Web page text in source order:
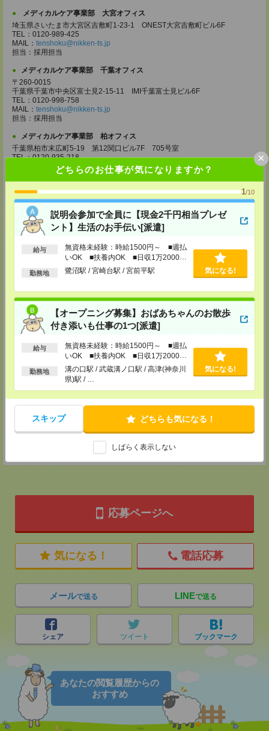
どちらのお仕事が気になりますか？
1/10
説明会参加で全員に【現金2千円相当プレゼ
ント】生活のお手伝い[派遣]
給与
無資格未経験：時給1500円～ ■週払
いOK ■扶養内OK ■日収1万2000円
以上
勤務地 鷺沼駅 / 宮崎台駅 / 宮前平駅 気になる!
【オープニング募集】おばあちゃんのお散歩
付き添いも仕事の1つ[派遣]
給与
無資格未経験：時給1500円～ ■週払
いOK ■扶養内OK ■日収1万2000円
以上
勤務地
溝の口駅 / 武蔵溝ノ口駅 / 高津(神奈川
県)駅 / …
気になる!
スキップ どちらも気になる！
しばらく表示しない
×
メディカルケア事業部 大宮オフィス
埼玉県さいたま市大宮区吉敷町1-23-1 ONEST大宮吉敷町ビル6F
TEL：0120-989-425
MAIL： tenshoku@nikken-ts.jp
担当：採用担当
メディカルケア事業部 千葉オフィス
〒260-0015
千葉県千葉市中央区富士見2-15-11 IMI千葉富士見ビル6F
TEL：0120-998-758
MAIL： tenshoku@nikken-ts.jp
担当：採用担当
メディカルケア事業部 柏オフィス
千葉県柏市末広町5-19 第12関口ビル7F 705号室
TEL：0120-935-218
tenshoku@nikken-ts.jp
担当：採用担当
メディカルケア事業部 新宿オフィス
東京都新宿区新宿2-3-10 新宿御苑ビル6階
TEL：0120-457-235
MAIL：tenshoku@nikken-ts.jp
担当：採用担当
メディカルケア事業部 立川事業所
東京都立川市錦町1-12-14
TEL：0120-934-200
担当：採用担当
メディカルケア事業部 町田オフィス
東京都町田市森野1-7-23 大樹生命町田ビル6F
TEL：0120-453-285
担当：採用担当
メディカルケア事業部 横浜オフィス
神奈川県横浜市保土ケ谷区神戸町134 横浜ビジネスパークサウスタワー
MAIL：
tenshoku@nikken-ts.jp
登録交通費
★今ならご来社登録でQUOカード2000円分をプレゼント中★
応募ページへ
気になる！ 電話応募
メールで送る LINEで送る
シェア ツイート ブックマーク
あなたの閲覧履歴からの
おすすめ